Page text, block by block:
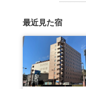
最近見た宿